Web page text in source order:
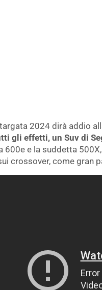
2024 dirà addio
gli effetti, un Suv di
600e e la suddetta
crossover, come gran